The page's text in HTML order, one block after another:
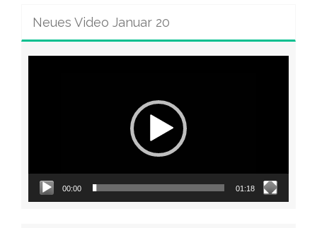
Neues Video Januar 20
00:00 01:18